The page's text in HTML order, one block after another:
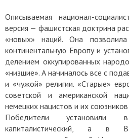
Описываемая национал-
версия — фашистская доктрина
«новых» наций. Она
континентальную Европу и
делением оккупированных
«низшие». А начиналось все с
и «чужой» религии. «Старые»
советской и американской
немецких нацистов и их
Победители установили
капиталистический, а в